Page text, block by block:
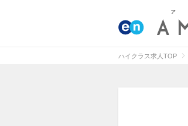
ハイクラス求人TOP